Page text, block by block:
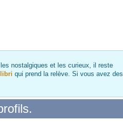
nostalgiques et les curieux, il reste
qui prend la relève. Si vous avez des